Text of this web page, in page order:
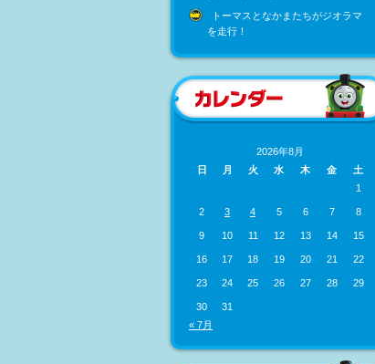
トーマスとなかまたちがジオラマ
を走行！
2026年8月
日
月 火 水 木 金
土
1
2 3 4 5 6 7 8
9 10 11 12 13 14 15
16 17 18 19 20 21 22
23 24 25 26 27 28 29
30
31
« 7月